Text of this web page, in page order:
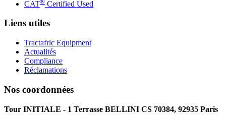
CAT
Certified Used
Liens utiles
Tractafric Equipment
Actualités
Compliance
Réclamations
Nos coordonnées
Tour INITIALE - 1 Terrasse BELLINI CS 70384, 92935 Paris